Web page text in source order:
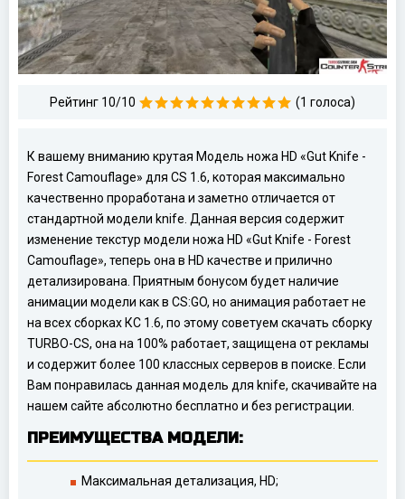
Рейтинг 10/10 (1 голоса)
К вашему вниманию крутая Модель ножа HD «Gut Knife -
Forest Camouflage» для CS 1.6, которая максимально
качественно проработана и заметно отличается от
стандартной модели knife. Данная версия содержит
изменение текстур модели ножа HD «Gut Knife - Forest
Camouflage», теперь она в HD качестве и прилично
детализирована. Приятным бонусом будет наличие
анимации модели как в CS:GO, но анимация работает не
на всех сборках КС 1.6, по этому советуем скачать сборку
TURBO-CS, она на 100% работает, защищена от рекламы
и содержит более 100 классных серверов в поиске. Если
Вам понравилась данная модель для knife, скачивайте на
нашем сайте абсолютно бесплатно и без регистрации.
ПРЕИМУЩЕСТВА МОДЕЛИ:
Максимальная детализация, HD;